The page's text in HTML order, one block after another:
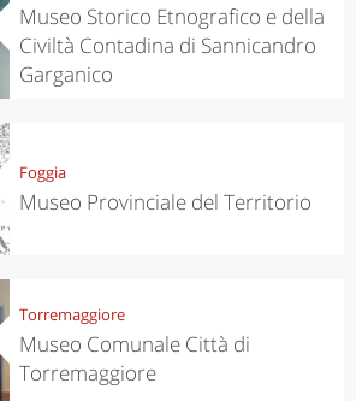
Museo Storico Etnografico e della
Civiltà Contadina di Sannicandro
Garganico
Foggia
Museo Provinciale del Territorio
Torremaggiore
Museo Comunale Città di
Torremaggiore